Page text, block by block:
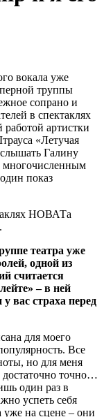
вокала уже
труппы
сопрано и
в спектаклях
артистки
«Летучая
Галину
многочисленным
показ
НОВАТа
театра уже
одной из
считается
– в ней
вас страха перед
для моего
Все
но для меня
достаточно точно…
один раз в
успеть себя
уже на сцене – они